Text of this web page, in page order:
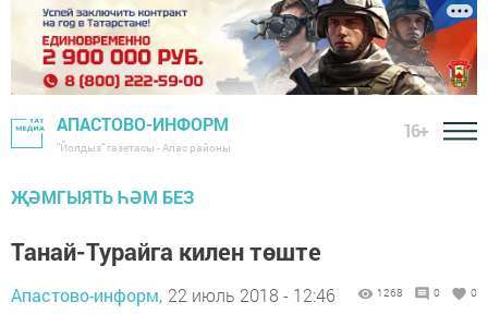
АПАСТОВО-ИНФОРМ
"Йолдыз" газетасы - Апас районы
16+
ҖӘМГЫЯТЬ ҺӘМ БЕЗ
Танай-Турайга килен төште
Апастово-информ, 22 июль 2018 - 12:46 1268 0 0